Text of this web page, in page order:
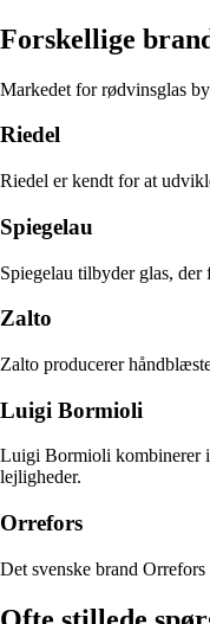
Forskellige
Markedet for rødvinsglas
Riedel
Riedel er kendt for at
Spiegelau
Spiegelau tilbyder glas,
Zalto
Zalto producerer
Luigi Bormioli
Luigi Bormioli kombinerer
lejligheder.
Orrefors
Det svenske brand